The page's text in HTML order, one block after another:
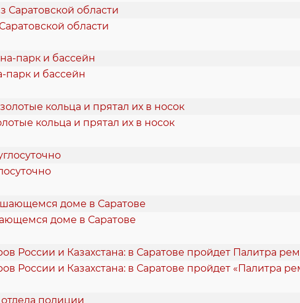
области
парк и бассейн
кольца и прятал их в носок
доме в Саратове
России и Казахстана: в Саратове пройдет «Палитра